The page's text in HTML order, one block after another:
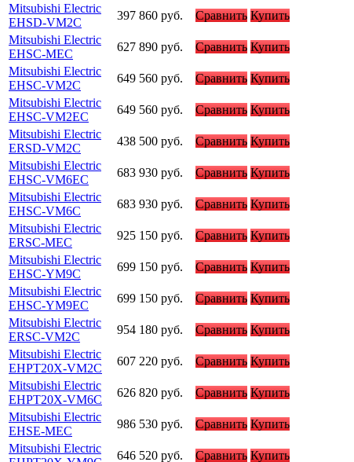
Mitsubishi Electric
EHSD-VM2C
397 860 руб. Сравнить Купить
Mitsubishi Electric
EHSC-MEC
627 890 руб. Сравнить Купить
Mitsubishi Electric
EHSC-VM2C
649 560 руб. Сравнить Купить
Mitsubishi Electric
EHSC-VM2EC
649 560 руб. Сравнить Купить
Mitsubishi Electric
ERSD-VM2C
438 500 руб. Сравнить Купить
Mitsubishi Electric
EHSC-VM6EC
683 930 руб. Сравнить Купить
Mitsubishi Electric
EHSC-VM6C
683 930 руб. Сравнить Купить
Mitsubishi Electric
ERSC-MEC
925 150 руб. Сравнить Купить
Mitsubishi Electric
EHSC-YM9C
699 150 руб. Сравнить Купить
Mitsubishi Electric
EHSC-YM9EC
699 150 руб. Сравнить Купить
Mitsubishi Electric
ERSC-VM2C
954 180 руб. Сравнить Купить
Mitsubishi Electric
EHPT20X-VM2C
607 220 руб. Сравнить Купить
Mitsubishi Electric
EHPT20X-VM6C
626 820 руб. Сравнить Купить
Mitsubishi Electric
EHSE-MEC
986 530 руб. Сравнить Купить
Mitsubishi Electric
646 520 руб. Сравнить Купить